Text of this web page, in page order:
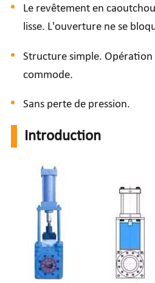
Le revêtement en
lisse. L'ouverture ne se
Structure simple.
commode.
Sans perte de pression.
Introduction